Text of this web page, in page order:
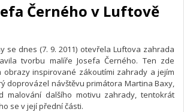
Černého v Luftově
se dnes (7. 9. 2011) otevřela Luftova zahrada
tvorbu malíře Josefa Černého. Ten zde
obrazy inspirované zákoutími zahrady a jejím
doprovázel návštěvu primátora Martina Baxy,
malování dalšího motivu zahrady, tentokrát
se v její přední části.